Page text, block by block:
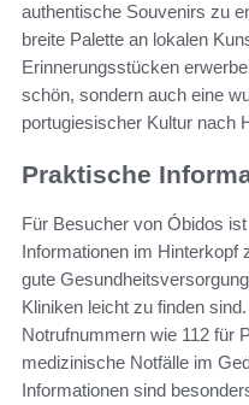
authentische Souvenirs zu
breite Palette an lokalen
Erinnerungsstücken
schön, sondern auch eine
portugiesischer Kultur nach
Praktische
Für Besucher von Óbidos
Informationen im Hinterkopf
gute
Kliniken leicht zu finden
Notrufnummern wie 112 für
medizinische Notfälle im
Informationen sind